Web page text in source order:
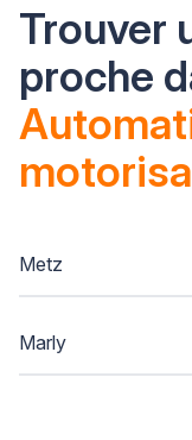
Trouver
proche
Metz
Marly